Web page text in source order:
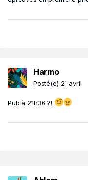
Harmo
Posté(e) 21 avril
Pub à 21h36 ?!